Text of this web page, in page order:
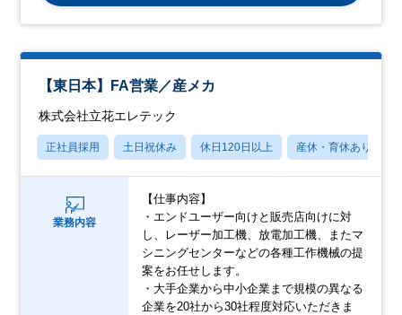
【東日本】FA営業／産メカ
株式会社立花エレテック
正社員採用 土日祝休み 休日120日以上 産休・育休あり
業務内容
【仕事内容】
・エンドユーザー向けと販売店向けに対
し、レーザー加工機、放電加工機、またマ
シニングセンターなどの各種工作機械の提
案をお任せします。
・大手企業から中小企業まで規模の異なる
企業を20社から30社程度対応いただきま